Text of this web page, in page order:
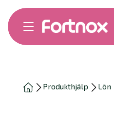
Bokföring
Byt till Fortnox
Produkthjälp Lön